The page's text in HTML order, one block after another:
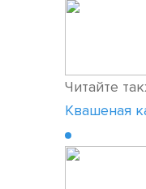
Читайте
Квашеная